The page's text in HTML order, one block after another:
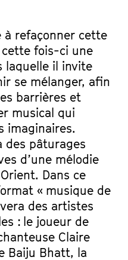
à refaçonner cette
fois-ci une
laquelle il invite
se mélanger, afin
barrières et
musical qui
imaginaires.
des pâturages
d’une mélodie
Dans ce
« musique de
des artistes
: le joueur de
Claire
Baiju Bhatt, la